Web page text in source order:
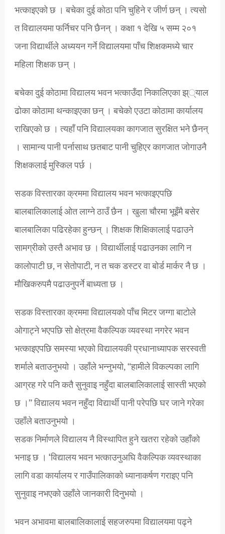
भत्काइएको छ । बचेका दुई कोठा पनि चुहिने र जीर्ण छन् । त्यसो
त विद्यालयमा फर्निचर पनि छैनन् । कक्षा १ देखि ५ सम्म २०१
जना विद्यार्थीले अध्ययन गर्ने विद्यालयमा पाँच शिक्षकमध्ये चार
महिला शिक्षक छन् ।
बचेका दुई कोठामा विद्यालय भवन भत्काउँदा निकालिएका झ््याल
ढोका कोठामा थन्काइएका छन् । बचेको एउटा कोठामा कार्यालय
राखिएको छ । त्यहाँ पनि विद्यालयका कागजात सुरक्षित भने छैनन्
। सामान्य पानी पर्नासाथ छतबाट पानी चुहिएर कागजात जोगाउनै
शिक्षकलाई मुस्किल पर्छ ।
सडक विस्तारका क्रममा विद्यालय भवन भत्काइएपछि
बालबालिकालाई ओत लाग्ने ठाउँ छैन । खुला चौरमा भूइँमै बसेर
बालबालिका पढिरहेका हुन्छन् । शिक्षक शिक्षिकालाई पढाउने
सामग्रीको उस्तै अभाव छ । विद्यार्थीलाई पढाउनका लागि न
कालोपाटी छ, न सेतोपाटी, न त चक डस्टर वा बोर्ड मार्कर नै छ ।
मौखिकरुपमै पढाउनुपर्ने बाध्यता छ ।
सडक विस्तारका क्रममा विद्यालयको पाँच मिटर जग्गा बाटोले
ओगाट्ने भएपछि सो क्षेत्रमा वैकल्पिक व्यवस्था नगरेर भवन
भत्काइएपछि समस्या भएको विद्यालयकी प्रधानाध्यापक सरस्वती
शर्माले बताउनुभयो । उहाँले भन्नुभयो, “हामीले विकल्पका लागि
आग्रह गरे पनि कतै सुनुवाइ नहुँदा बालबालिकालाई सास्ती भएको
छ ।” विद्यालय भवन नहुँदा विद्यार्थी पानी परेपछि घर जाने गरेका
उहाँले बताउनुभयो ।
सडक निर्माणले विद्यालय नै विस्थापित हुने खतरा रहेको उहाँको
भनाइ छ । ‘विद्यालय भवन भत्काउनुअघि वैकल्पिक व्यवस्थाका
लागि वडा कार्यालय र गाउँपालिकाको ध्यानाकर्षण गराइए पनि
सुनुवाइ नभएको उहाँले जानकारी दिनुभयो ।
भवन अभावमा बालबालिकालाई सहजरुपमा विद्यालयमा पढ्ने